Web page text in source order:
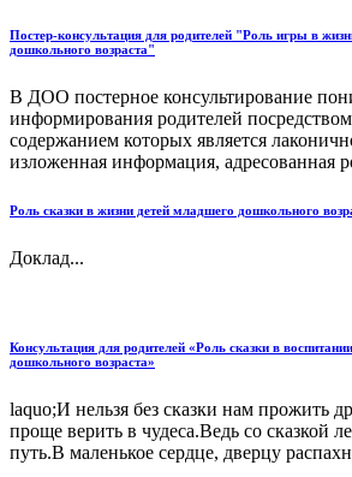
Постер-консультация для родителей "Роль игры в
дошкольного возраста"
В ДОО постерное консультирование
информирования родителей
содержанием которых является
изложенная информация, адресованная
Роль сказки в жизни детей младшего дошкольного
Доклад...
Консультация для родителей «Роль сказки в
дошкольного возраста»
laquo;И нельзя без сказки нам прожить
проще верить в чудеса.Ведь со сказкой
путь.В маленькое сердце, дверцу